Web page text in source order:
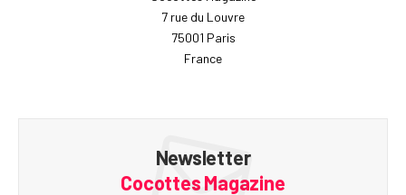
7 rue du Louvre
75001 Paris
France
Newsletter
Cocottes Magazine